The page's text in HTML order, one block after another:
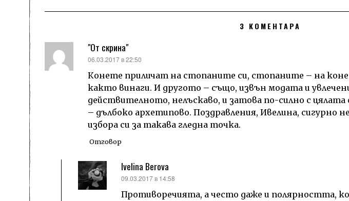
3 КОМЕНТАРА
"От скрина"
каза:
06.03.2017 в 22:50
Конете приличат на стопаните си, стопаните – на
както винаги. И другото – също, извън модата и
действителното, нелъскаво, и затова по-силно с
– дълбоко архетипово. Поздравления, Ивелина, сигурно
избора си за такава гледна точка.
Отговор
Ivelina Berova
каза:
09.03.2017 в 14:58
Противоречията, а често даже и полярността,